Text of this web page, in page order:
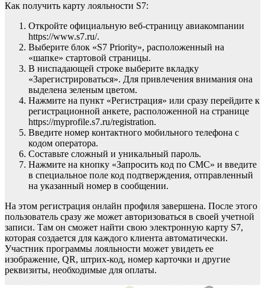
Как получить карту лояльности S7:
Откройте официальную веб-страницу авиакомпании
https://www.s7.ru/.
Выберите блок «S7 Priority», расположенный на
«шапке» стартовой страницы.
В ниспадающей строке выберите вкладку
«Зарегистрироваться». Для привлечения внимания она
выделена зеленым цветом.
Нажмите на пункт «Регистрация» или сразу перейдите к
регистрационной анкете, расположенной на странице
https://myprofile.s7.ru/registration.
Введите номер контактного мобильного телефона с
кодом оператора.
Составьте сложный и уникальный пароль.
Нажмите на кнопку «Запросить код по СМС» и введите
в специальное поле код подтверждения, отправленный
на указанный номер в сообщении.
На этом регистрация онлайн профиля завершена. После этого
пользователь сразу же может авторизоваться в своей учетной
записи. Там он сможет найти свою электронную карту S7,
которая создается для каждого клиента автоматически.
Участник программы лояльности может увидеть ее
изображение, QR, штрих-код, номер карточки и другие
реквизиты, необходимые для оплаты.